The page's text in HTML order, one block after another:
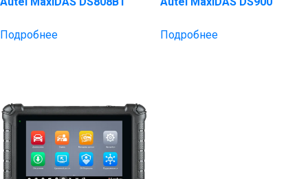
Подробнее Подробнее